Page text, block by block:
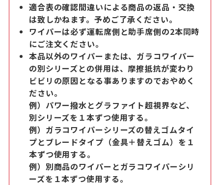
適合表の確認間違いによる商品の返品・交換
は致しかねます。予めご了承ください。
ワイパーは必ず運転席側と助手席側の2本同時
にご注文ください。
本品以外のワイパーまたは、ガラコワイパー
の別シリーズとの併用は、摩擦抵抗が変わり
ビビリの原因となる事ありますのでおやめく
ださい。
例）パワー撥水とグラファイト超視界など、
別シリーズを１本ずつ使用する。
例）ガラコワイパーシリーズの替えゴムタイ
プとブレードタイプ（金具＋替えゴム）を１
本ずつ使用する。
例）別商品のワイパーとガラコワイパーシリ
ーズを１本ずつ使用する。